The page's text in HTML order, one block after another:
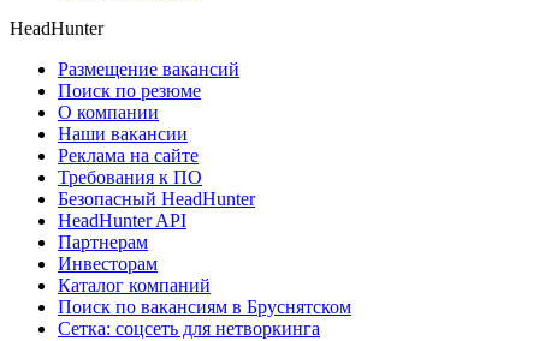
HeadHunter
Размещение вакансий
Поиск по резюме
О компании
Наши вакансии
Реклама на сайте
Требования к ПО
Безопасный HeadHunter
HeadHunter API
Партнерам
Инвесторам
Каталог компаний
Поиск по вакансиям в Бруснятском
Сетка: соцсеть для нетворкинга